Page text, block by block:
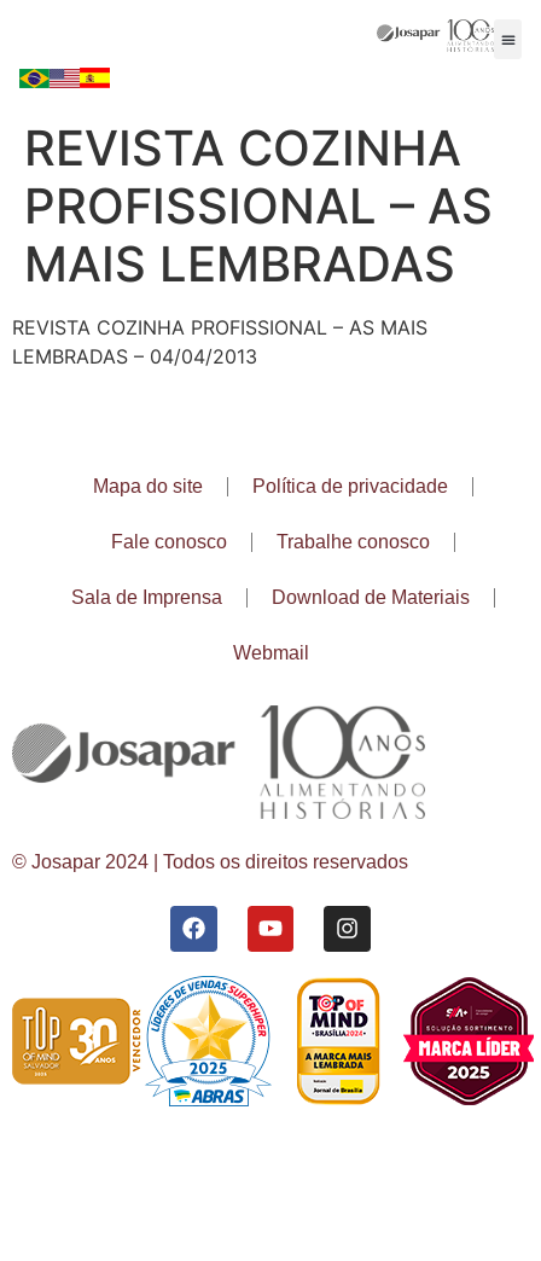
REVISTA COZINHA
PROFISSIONAL – AS
MAIS LEMBRADAS
REVISTA COZINHA PROFISSIONAL – AS MAIS
LEMBRADAS – 04/04/2013
Mapa do site Política de privacidade
Fale conosco Trabalhe conosco
Sala de Imprensa Download de Materiais
Webmail
© Josapar 2024 | Todos os direitos reservados